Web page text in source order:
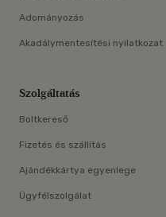
Adományozás
Akadálymentesítési nyilatkozat
Szolgáltatás
Boltkereső
Fizetés és szállítás
Ajándékkártya egyenlege
Ügyfélszolgálat